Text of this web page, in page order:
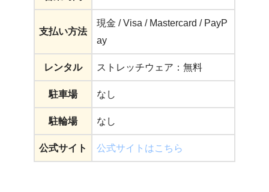
支払い方法
現金 / Visa / Mastercard / PayP
ay
レンタル ストレッチウェア：無料
駐車場 なし
駐輪場 なし
公式サイト 公式サイトはこちら